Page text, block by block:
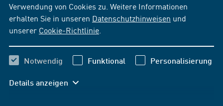
Verwendung von Cookies zu. Weitere Informationen
erhalten Sie in unseren Datenschutzhinweisen und
unserer Cookie-Richtlinie
Notwendig Funktional Personalisierung
Details anzeigen